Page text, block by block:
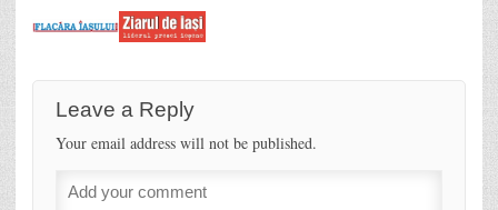
Leave a Reply
Your email address will not be published.